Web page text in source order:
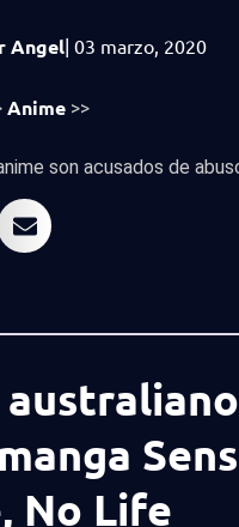
Angel| 03 marzo, 2020
Anime >>
son acusados de
No Life